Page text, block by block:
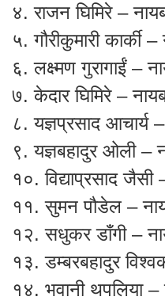
४. राजन घिमिरे –
५. गौरीकुमारी कार्की
६. लक्ष्मण गुरागाईं –
७. केदार घिमिरे –
८. यज्ञप्रसाद आचार्य
९. यज्ञबहादुर ओली –
१०. विद्याप्रसाद जैसी
११. सुमन पौडेल –
१२. सधुकर डाँगी –
१३. डम्बरबहादुर
१४. भवानी थपलिया